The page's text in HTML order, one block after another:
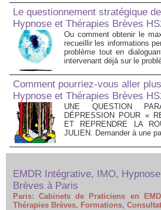
Le questionnement stratégique
Hypnose et Thérapies Brèves
Ou comment obtenir le
recueillir les informations
problème tout en
intervenant déjà sur le
Comment pourriez-vous aller
Hypnose et Thérapies Brèves
UNE QUESTION
DÉPRESSION POUR «
ET REPRENDRE LA
JULIEN. Demander à une
EMDR Intégrative, IMO,
Brèves à Paris
Paris: Cabinets de Praticiens en
Thérapies Brèves. Formations,